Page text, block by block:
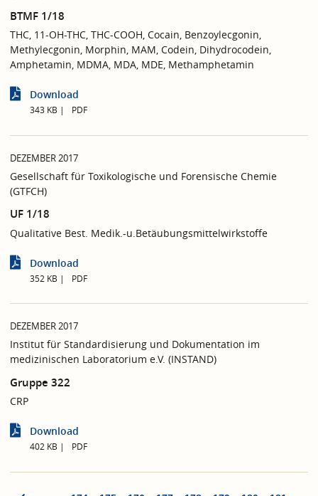
BTMF 1/18
THC, 11-OH-THC, THC-COOH, Cocain, Benzoylecgonin,
Methylecgonin, Morphin, MAM, Codein, Dihydrocodein,
Amphetamin, MDMA, MDA, MDE, Methamphetamin
Download
343 KB PDF
DEZEMBER 2017
Gesellschaft für Toxikologische und Forensische Chemie
(GTFCH)
UF 1/18
Qualitative Best. Medik.-u.Betäubungsmittelwirkstoffe
Download
352 KB PDF
DEZEMBER 2017
Institut für Standardisierung und Dokumentation im
medizinischen Laboratorium e.V. (INSTAND)
Gruppe 322
CRP
Download
402 KB PDF